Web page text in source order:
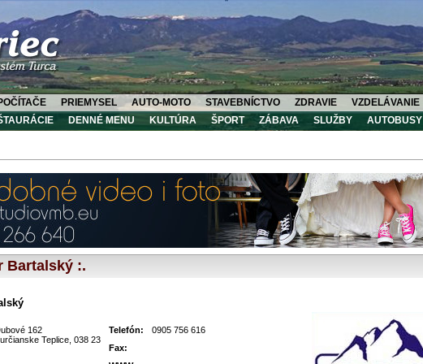
PRIEMYSEL AUTO-MOTO STAVEBNÍCTVO ZDRAVIE VZDELÁVANIE
DENNÉ MENU KULTÚRA ŠPORT ZÁBAVA SLUŽBY AUTOBUSY
Bartalský :.
162
Teplice, 038 23
Telefón:
0905 756 616
Fax: